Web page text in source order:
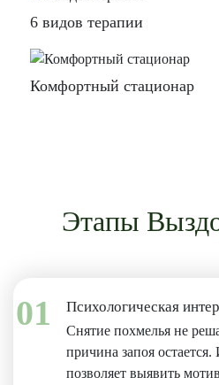
6 видов терапии
Комфортный стационар
Этапы
01 Психологическая
Снятие похмелья не
причина запоя
позволяет выявить